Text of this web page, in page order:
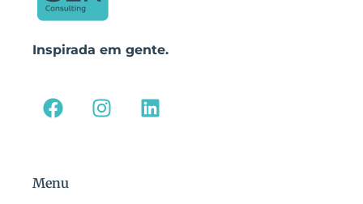
Inspirada em gente.
Menu